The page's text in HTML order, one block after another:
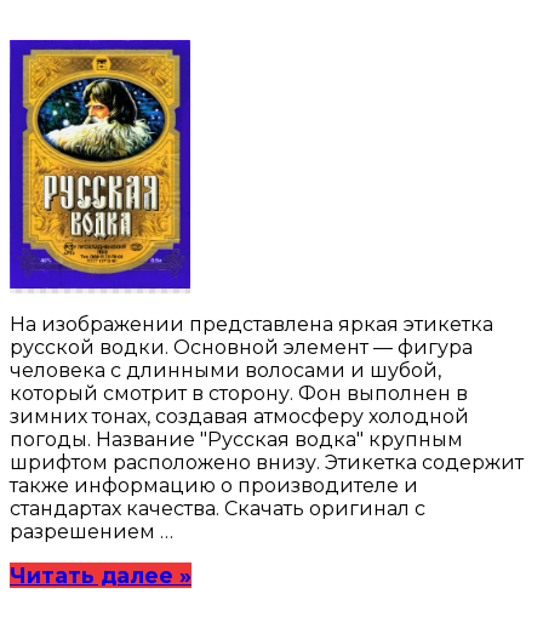
На изображении представлена яркая этикетка
русской водки. Основной элемент — фигура
человека с длинными волосами и шубой,
который смотрит в сторону. Фон выполнен в
зимних тонах, создавая атмосферу холодной
погоды. Название "Русская водка" крупным
шрифтом расположено внизу. Этикетка содержит
также информацию о производителе и
стандартах качества. Скачать оригинал с
разрешением …
Читать далее »